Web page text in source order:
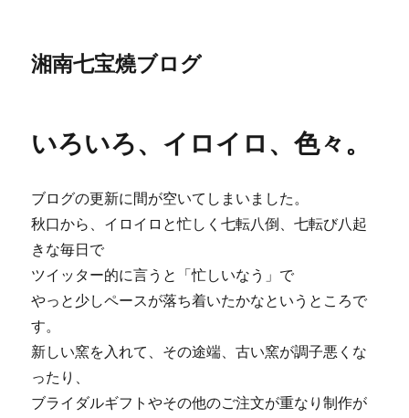
湘南七宝燒ブログ
いろいろ、イロイロ、色々。
ブログの更新に間が空いてしまいました。
秋口から、イロイロと忙しく七転八倒、七転び八起
きな毎日で
ツイッター的に言うと「忙しいなう」で
やっと少しペースが落ち着いたかなというところで
す。
新しい窯を入れて、その途端、古い窯が調子悪くな
ったり、
ブライダルギフトやその他のご注文が重なり制作が